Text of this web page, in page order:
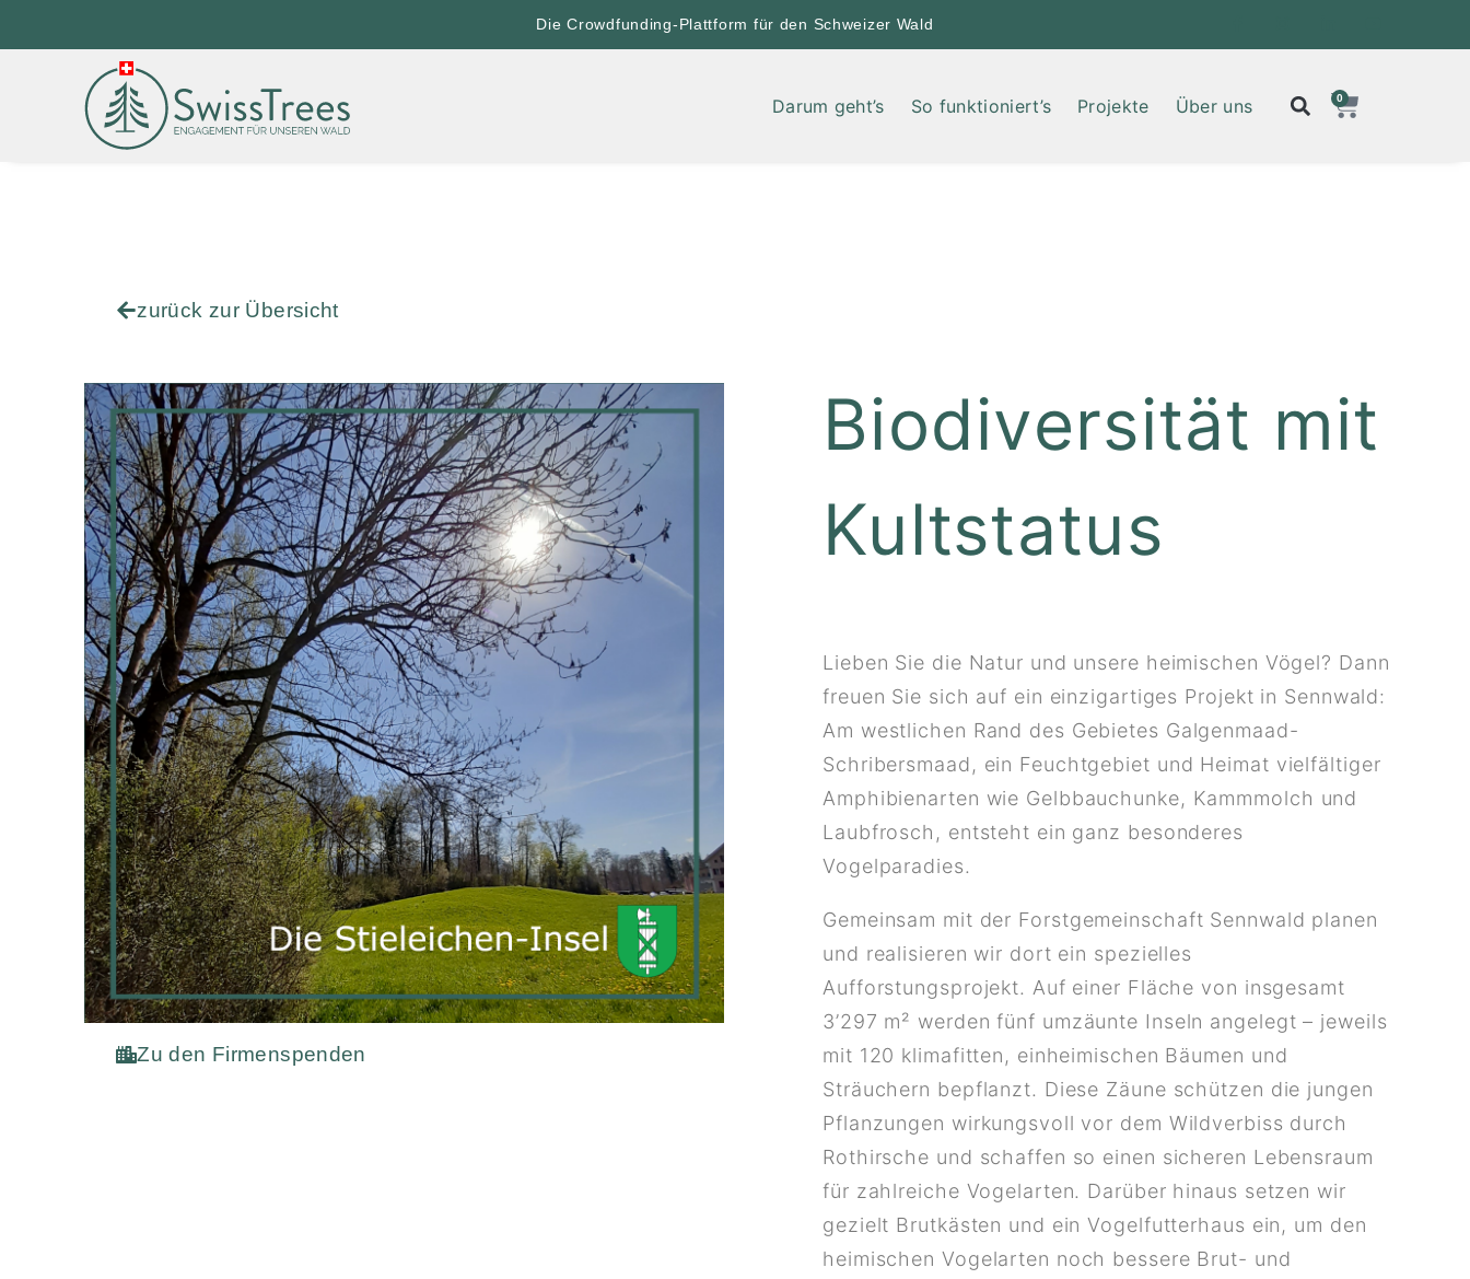
Die Crowdfunding-Plattform für den Schweizer Wald
Darum geht’s So funktioniert’s Projekte Über uns 0
zurück zur Übersicht
Zu den Firmenspenden
Biodiversität mit
Kultstatus
Lieben Sie die Natur und unsere heimischen Vögel? Dann
freuen Sie sich auf ein einzigartiges Projekt in Sennwald:
Am westlichen Rand des Gebietes Galgenmaad-
Schribersmaad, ein Feuchtgebiet und Heimat vielfältiger
Amphibienarten wie Gelbbauchunke, Kammmolch und
Laubfrosch, entsteht ein ganz besonderes
Vogelparadies.
Gemeinsam mit der Forstgemeinschaft Sennwald planen
und realisieren wir dort ein spezielles
Aufforstungsprojekt. Auf einer Fläche von insgesamt
3’297 m² werden fünf umzäunte Inseln angelegt – jeweils
mit 120 klimafitten, einheimischen Bäumen und
Sträuchern bepflanzt. Diese Zäune schützen die jungen
Pflanzungen wirkungsvoll vor dem Wildverbiss durch
Rothirsche und schaffen so einen sicheren Lebensraum
für zahlreiche Vogelarten. Darüber hinaus setzen wir
gezielt Brutkästen und ein Vogelfutterhaus ein, um den
heimischen Vogelarten noch bessere Brut- und